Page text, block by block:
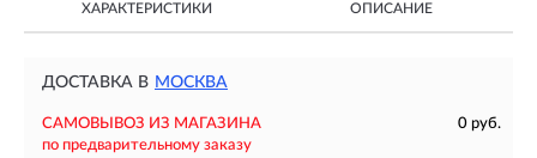
ХАРАКТЕРИСТИКИ ОПИСАНИЕ
ДОСТАВКА В МОСКВА
САМОВЫВОЗ ИЗ МАГАЗИНА
0 руб.
по предварительному заказу